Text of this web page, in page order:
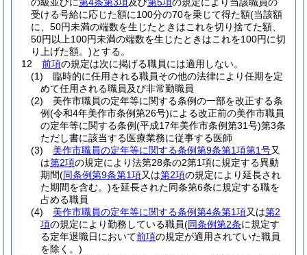
受ける号給に応じた額に100分の70を乗じて得た額(当該額
に、50円未満の端数を生じたときはこれを切り捨てた額、
50円以上100円未満の端数を生じたときはこれを100円に切
り上げた額。)とする。
12
前項の規定は次に掲げる職員には適用しない。
(1)
臨時的に任用される職員その他の法律により任期を定
めて任用される職員及び非常勤職員
(2)
美作市職員の定年等に関する条例の一部を改正する条
例(令和4年美作市条例第26号)による改正前の美作市職員
の定年等に関する条例(平成17年美作市条例第31号)第3条
ただし書に該当する医療業務に従事する医師
(3)
美作市職員の定年等に関する条例第9条第1項第1号又
は第2項の規定により法第28条の2第1項に規定する異動
期間(同条例第9条第1項又は第2項の規定により延長され
た期間を含む。)を延長された同条第6条に規定する職を
占める職員
(4)
美作市職員の定年等に関する条例第4条第1項又は第2
項の規定により勤務している職員(同条例第2条に規定す
る定年退職日において前項の規定が適用されていた職員
を除く。)